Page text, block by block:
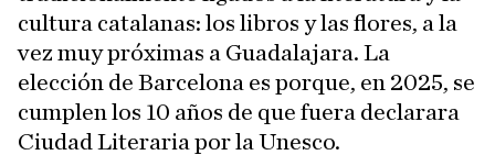
cultura catalanas: los libros y las flores, a la
vez muy próximas a Guadalajara. La
elección de Barcelona es porque, en 2025, se
cumplen los 10 años de que fuera declarara
Ciudad Literaria por la Unesco.